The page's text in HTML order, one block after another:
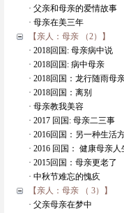
· 父亲和母亲的爱情故事
· 母亲在美三年
【亲人：母亲 （2）】
· 2018回国: 母亲病中说
· 2018回国: 病中母亲
· 2018回国：龙行随雨母
· 2018回国：离别
· 母亲教我美容
· 2017 回国: 母亲二三事
· 2016回国：另一种生活
· 2016 回国： 健康母亲
· 2015回国：母亲更老了
· 中秋节难忘的愧疚
【亲人：母亲 （ 3）】
· 父亲母亲在梦中